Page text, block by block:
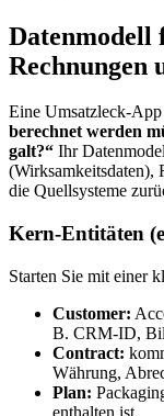
Datenmodell
Rechnungen
Eine
berechnet werden
galt?“ Ihr
(Wirksamkeitsdaten),
die Quellsysteme
Kern‑Entitäten
Starten Sie mit einer
Customer:
B. CRM‑ID,
Contract:
Währung,
Plan:
enthalten ist.